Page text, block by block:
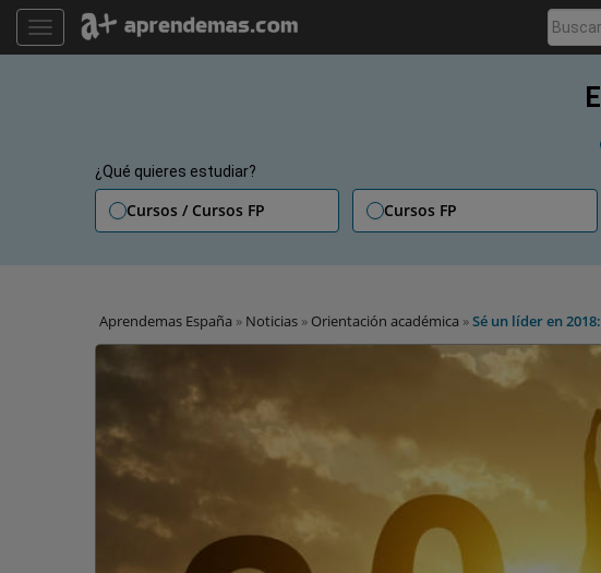
TOGGLE NAVIGATION Buscar:
¿Qué quieres estudiar?
Cursos / Cursos FP Cursos FP
Aprendemas España » Noticias » Orientación académica »Sé un líder en